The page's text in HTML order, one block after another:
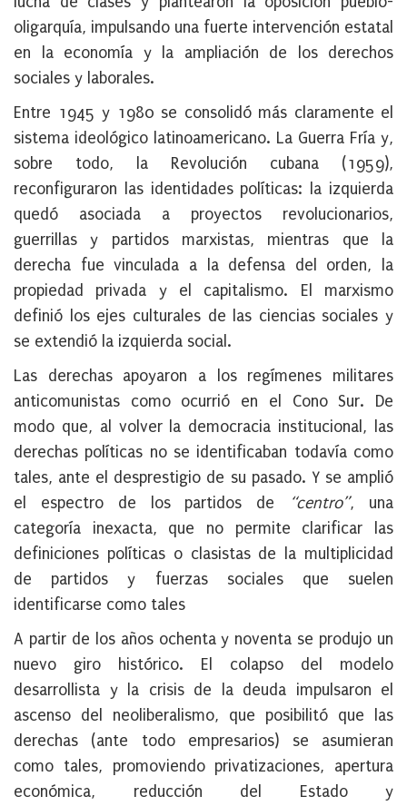
oligarquía, impulsando una fuerte intervención estatal
en la economía y la ampliación de los derechos
sociales y laborales.
Entre 1945 y 1980 se consolidó más claramente el
sistema ideológico latinoamericano. La Guerra Fría y,
sobre todo, la Revolución cubana (1959),
reconfiguraron las identidades políticas: la izquierda
quedó asociada a proyectos revolucionarios,
guerrillas y partidos marxistas, mientras que la
derecha fue vinculada a la defensa del orden, la
propiedad privada y el capitalismo. El marxismo
definió los ejes culturales de las ciencias sociales y
se extendió la izquierda social.
Las derechas apoyaron a los regímenes militares
anticomunistas como ocurrió en el Cono Sur. De
modo que, al volver la democracia institucional, las
derechas políticas no se identificaban todavía como
tales, ante el desprestigio de su pasado. Y se amplió
el espectro de los partidos de
“centro”, una
categoría inexacta, que no permite clarificar las
definiciones políticas o clasistas de la multiplicidad
de partidos y fuerzas sociales que suelen
identificarse como tales
A partir de los años ochenta y noventa se produjo un
nuevo giro histórico. El colapso del modelo
desarrollista y la crisis de la deuda impulsaron el
ascenso del neoliberalismo, que posibilitó que las
derechas (ante todo empresarios) se asumieran
como tales, promoviendo privatizaciones, apertura
económica, reducción del Estado y